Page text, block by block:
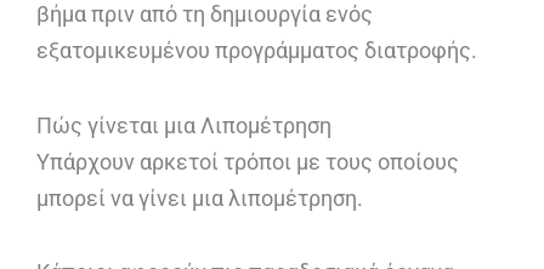
βήμα πριν από τη δημιουργία ενός
εξατομικευμένου προγράμματος διατροφής.
Πώς γίνεται μια Λιπομέτρηση
Υπάρχουν αρκετοί τρόποι με τους οποίους
μπορεί να γίνει μια λιπομέτρηση.